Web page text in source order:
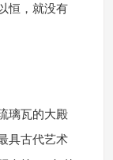
恒，就没有
璃瓦的大殿
具古代艺术